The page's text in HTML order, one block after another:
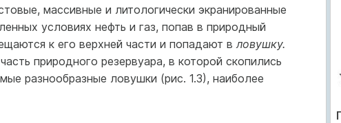
массивные и литологически экранированные
условиях нефть и газ, попав в природный
к его верхней части и попадают вловушку.
природного резервуара, в которой скопились
разнообразные ловушки (рис. 1.3), наиболее